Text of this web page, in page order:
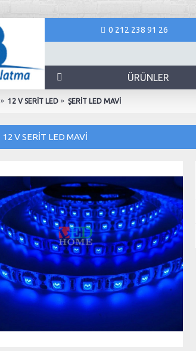
0 212 238 91 26
ÜRÜNLER
12 V SERİT LED ŞERİT LED MAVİ
12 V SERİT LED MAVİ